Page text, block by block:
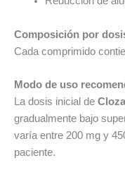
Composición por
Cada comprimido
Modo de uso
La dosis inicial de
gradualmente bajo
varía entre 200 mg y
paciente.